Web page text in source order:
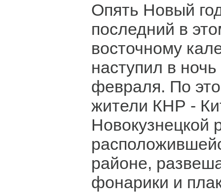
Опять Новый
последний в
восточному
наступил в
февраля. По
жители КНР -
Новокузнецкой
районе,
фонарики и